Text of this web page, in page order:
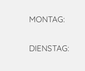
MONTAG:
DIENSTAG: